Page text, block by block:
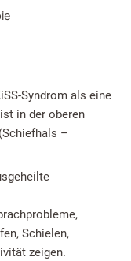
Syndrom als eine
in der oberen
–
Schielen,
zeigen.